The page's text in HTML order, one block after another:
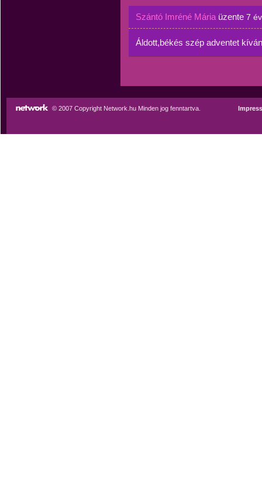
Szántó Imréné Mária üzente 7
Áldott,békés szép adventet
© 2007 Copyright Network.hu Minden jog fenntartva.